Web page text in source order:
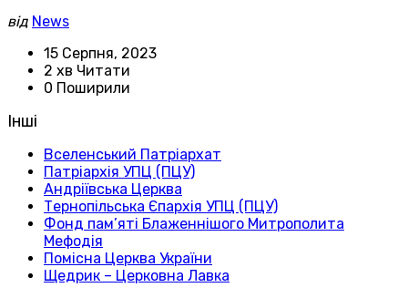
від News
15 Серпня, 2023
2 хв Читати
0 Поширили
Інші
Вселенський Патріархат
Патріархія УПЦ (ПЦУ)
Андріївська Церква
Тернопільська Єпархія УПЦ (ПЦУ)
Фонд пам’яті Блаженнішого Митрополита
Мефодія
Помісна Церква України
Щедрик – Церковна Лавка